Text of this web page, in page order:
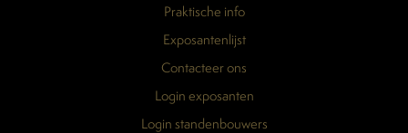
Praktische info
Exposantenlijst
Contacteer ons
Login exposanten
Login standenbouwers